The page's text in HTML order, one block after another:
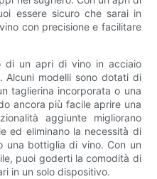
essere sicuro che sarai in
con precisione e facilitare
di un apri di vino in acciaio
Alcuni modelli sono dotati di
taglierina incorporata o una
ancora più facile aprire una
aggiunte migliorano
ed eliminano la necessità di
una bottiglia di vino. Con un
puoi goderti la comodità di
in un solo dispositivo.